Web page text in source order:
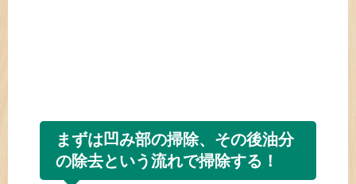
まずは凹み部の掃除、その後油分
の除去という流れで掃除する！